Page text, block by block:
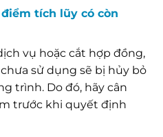
tích lũy có còn
vụ hoặc cắt hợp đồng,
sử dụng sẽ bị hủy bỏ
trình. Do đó, hãy cân
trước khi quyết định